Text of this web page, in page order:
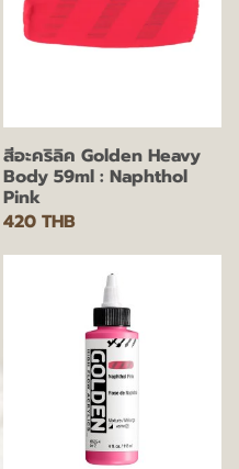
สีอะคริลิค Golden Heavy
Body 59ml : Naphthol
Pink
420 THB